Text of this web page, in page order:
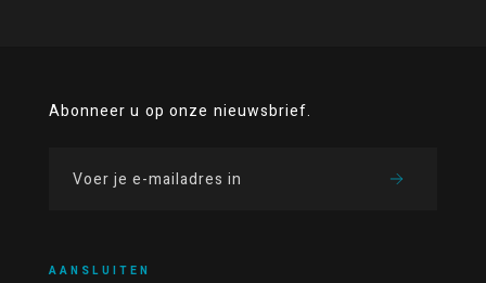
Abonneer u op onze nieuwsbrief.
AANSLUITEN